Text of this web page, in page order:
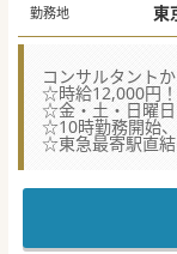
勤務地
コンサルタント
☆時給12,000円！
☆金・土・日曜日
☆10時勤務開始、
☆東急最寄駅直結